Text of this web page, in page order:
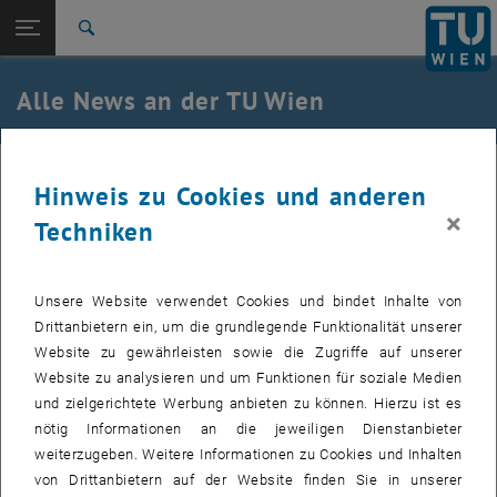
TU Login
Quicklinks
Quicklinks-Menü umschalten
Studium
Karriere
Zurück: Subseiten von TU Wien Startseite auflisten
Zurück zur letzten Ebene:
TU Wien Startseite
Übersicht
Alle News an der TU Wien
28. März 2018
Wie funktionieren Raketen?
Bei der „Langen Nacht der Forschung“ präsentiert das TU
Wien Space Team sich & seine Tätigkeiten.
Die Bilder zu diesem Eintrag sind erst nach Login sichtbar.
Besucher_innen erleben den Konstruktions- und Fertigungsprozess
Hinweis zu Cookies und anderen
Techniken
×
Unsere Website verwendet Cookies und bindet Inhalte von
Drittanbietern ein, um die grundlegende Funktionalität unserer
Website zu gewährleisten sowie die Zugriffe auf unserer
Website zu analysieren und um Funktionen für soziale Medien
und zielgerichtete Werbung anbieten zu können. Hierzu ist es
nötig Informationen an die jeweiligen Dienstanbieter
weiterzugeben. Weitere Informationen zu Cookies und Inhalten
von Drittanbietern auf der Website finden Sie in unserer